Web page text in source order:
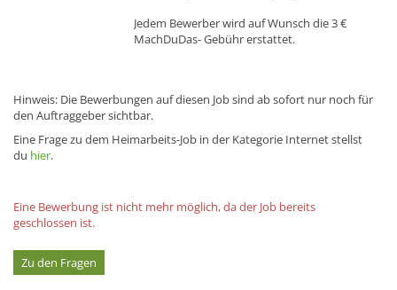
Jedem Bewerber wird auf Wunsch die 3 €
MachDuDas- Gebühr erstattet.
Hinweis: Die Bewerbungen auf diesen Job sind ab sofort nur noch für
den Auftraggeber sichtbar.
Eine Frage zu dem Heimarbeits-Job in der Kategorie Internet stellst
du hier.
Eine Bewerbung ist nicht mehr möglich, da der Job bereits
geschlossen ist.
Zu den Fragen